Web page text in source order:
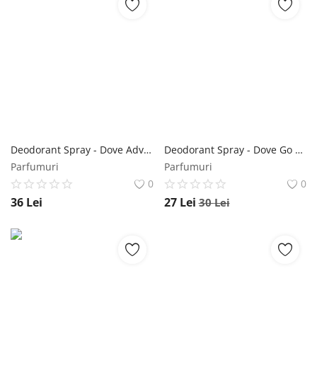
Deodorant Spray - Dove Advanced Care Coconut & Jasmine Flower, 150 ml Dove
Parfumuri
0
36 Lei
Deodorant Spray - Dove Go Fresh Passion Fruit & Lemongrass, 150 ml Dove
Parfumuri
0
27 Lei 30Lei